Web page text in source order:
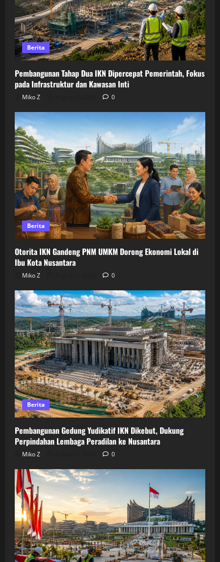
Berita
Pembangunan Tahap Dua IKN Dipercepat Pemerintah, Fokus
pada Infrastruktur dan Kawasan Inti
Miko Z 0
Berita
Otorita IKN Gandeng PNM UMKM Dorong Ekonomi Lokal di
Ibu Kota Nusantara
Miko Z 0
Berita
Pembangunan Gedung Yudikatif IKN Dikebut, Dukung
Perpindahan Lembaga Peradilan ke Nusantara
Miko Z 0